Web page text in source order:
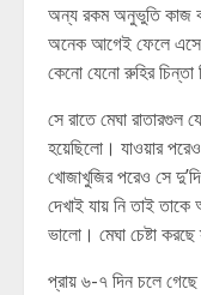
অন্য রকম অনুভুতি কাজ
অনেক আগেই ফেলে
কেনো যেনো রুহির
সে রাতে মেঘা রাতারগুল
হয়েছিলো। যাওয়ার
খোজাখুজির পরেও সে
দেখাই যায় নি তাই
ভালো। মেঘা চেষ্টা
প্রায় ৬-৭ দিন চলে